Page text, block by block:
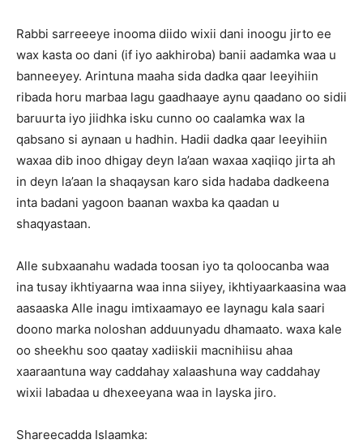
Rabbi sarreeeye inooma diido wixii dani inoogu jirto ee
wax kasta oo dani (if iyo aakhiroba) banii aadamka waa u
banneeyey. Arintuna maaha sida dadka qaar leeyihiin
ribada horu marbaa lagu gaadhaaye aynu qaadano oo sidii
baruurta iyo jiidhka isku cunno oo caalamka wax la
qabsano si aynaan u hadhin. Hadii dadka qaar leeyihiin
waxaa dib inoo dhigay deyn la’aan waxaa xaqiiqo jirta ah
in deyn la’aan la shaqaysan karo sida hadaba dadkeena
inta badani yagoon baanan waxba ka qaadan u
shaqyastaan.
Alle subxaanahu wadada toosan iyo ta qoloocanba waa
ina tusay ikhtiyaarna waa inna siiyey, ikhtiyaarkaasina waa
aasaaska Alle inagu imtixaamayo ee laynagu kala saari
doono marka noloshan adduunyadu dhamaato. waxa kale
oo sheekhu soo qaatay xadiiskii macnihiisu ahaa
xaaraantuna way caddahay xalaashuna way caddahay
wixii labadaa u dhexeeyana waa in layska jiro.
Shareecadda Islaamka: